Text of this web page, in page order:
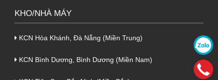
vật liệu này vẫn đảm bảo được độ vững chắc
- Quá trình thi công, vận chuyển sản phẩm
cũng linh hoạt, đơn giản. Giúp tiết kiệm được
chi phí nhân công và thời gian hiệu quả.
KHO/NHÀ MÁY
KCN Hòa Khánh, Đà Nẵng (Miền Trung)
KCN Bình Dương, Bình Dương (Miền Nam)